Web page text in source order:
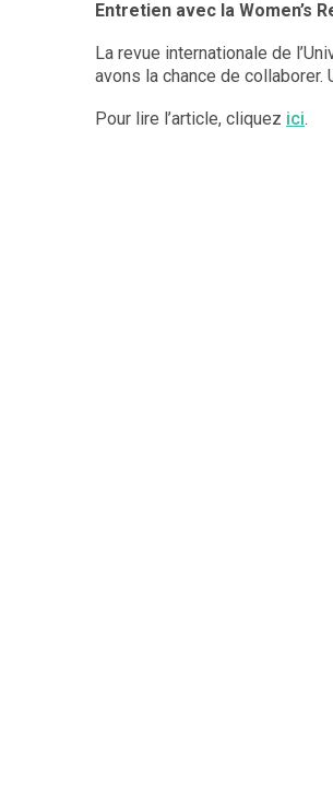
Entretien avec la Women’s
La revue internationale de
avons la chance de
Pour lire l’article, cliquez ici.